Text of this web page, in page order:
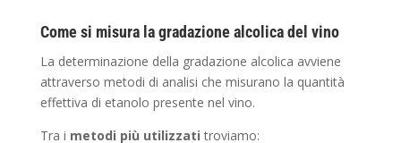
Come si misura la gradazione alcolica del vino
La determinazione della gradazione alcolica avviene
attraverso metodi di analisi che misurano la quantità
effettiva di etanolo presente nel vino.
Tra i metodi più utilizzati troviamo: